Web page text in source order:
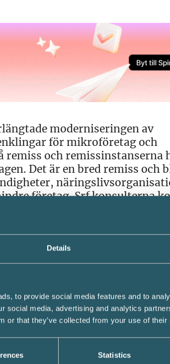
Details
to provide social media features and to
social media, advertising and analytics
or that they’ve collected from your use of
Statistics
moderniseringen av
för mikroföretag och
remiss och remissinstanserna
Det är en bred remiss och
företag. Srf konsulterna
som är särskilt
kan förenklas. Utredningen
av räkenskapsinformation
material måste
i ursprungligt
eller skanna en
tror vi att det kommer få
kostnad för